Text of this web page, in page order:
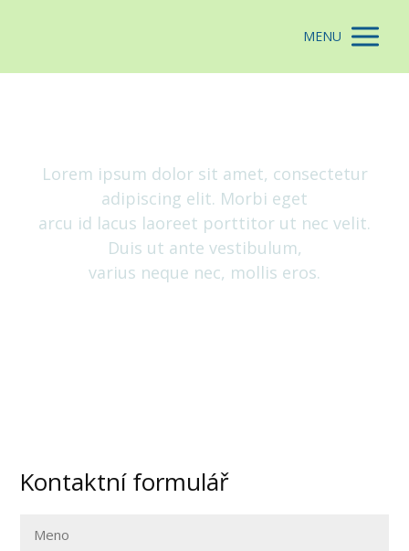
MENU
Lorem ipsum dolor sit amet, consectetur
adipiscing elit. Morbi eget
arcu id lacus laoreet porttitor ut nec velit.
Duis ut ante vestibulum,
varius neque nec, mollis eros.
Kontaktní formulář